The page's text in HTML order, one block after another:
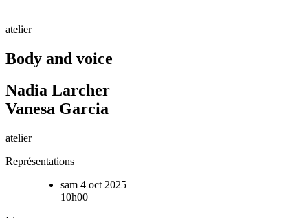
atelier
Body and voice
Nadia Larcher
Vanesa Garcia
atelier
Représentations
sam 4 oct 2025
10h00